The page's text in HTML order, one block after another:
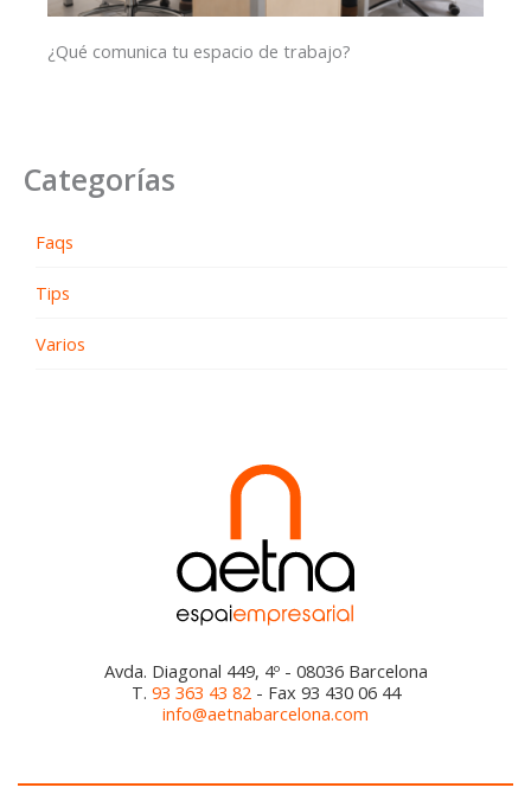
¿Qué comunica tu espacio de trabajo?
Categorías
Faqs
Tips
Varios
Avda. Diagonal 449, 4º - 08036 Barcelona
T. 93 363 43 82- Fax 93 430 06 44
info@aetnabarcelona.com